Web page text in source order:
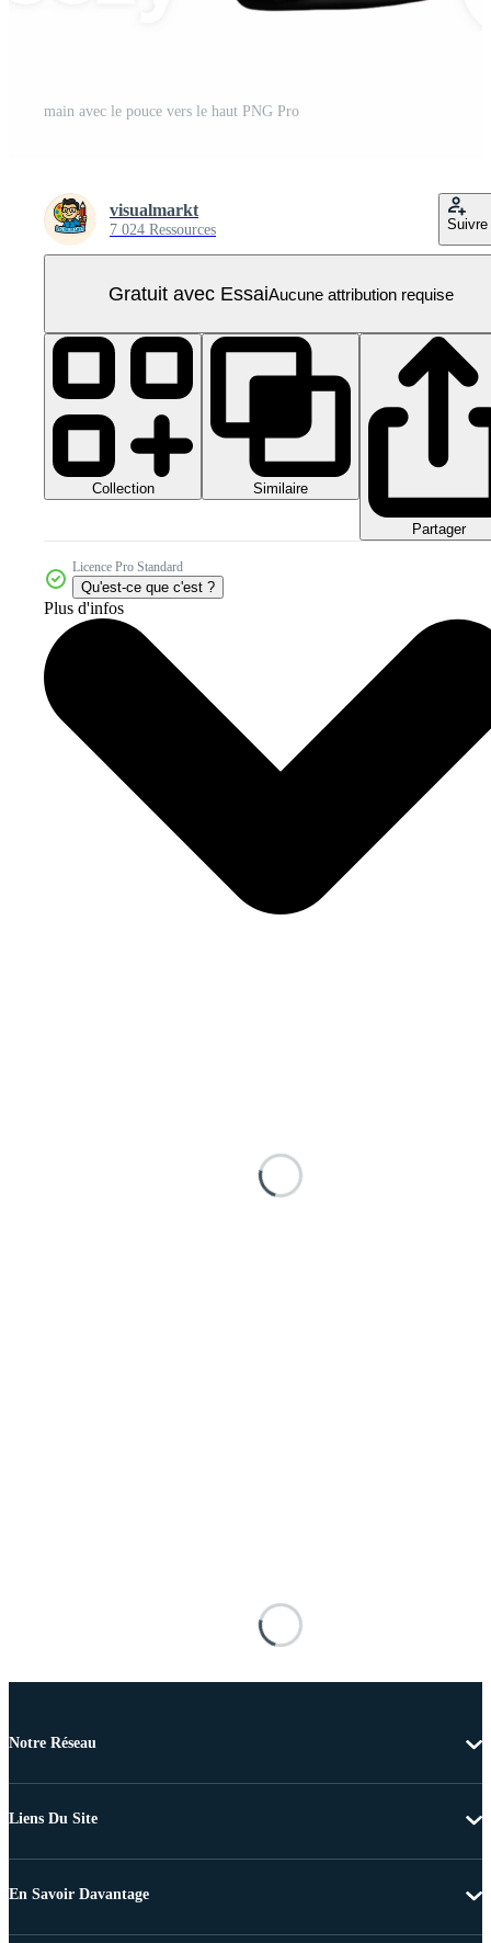
main avec le pouce vers le haut PNG Pro
visualmarkt
7 024 Ressources Suivre
Gratuit avec EssaiAucune attribution requise
Collection Similaire
Partager
Licence Pro Standard
Qu'est-ce que c'est ?
Plus d'infos
Notre Réseau
Liens Du Site
En Savoir Davantage